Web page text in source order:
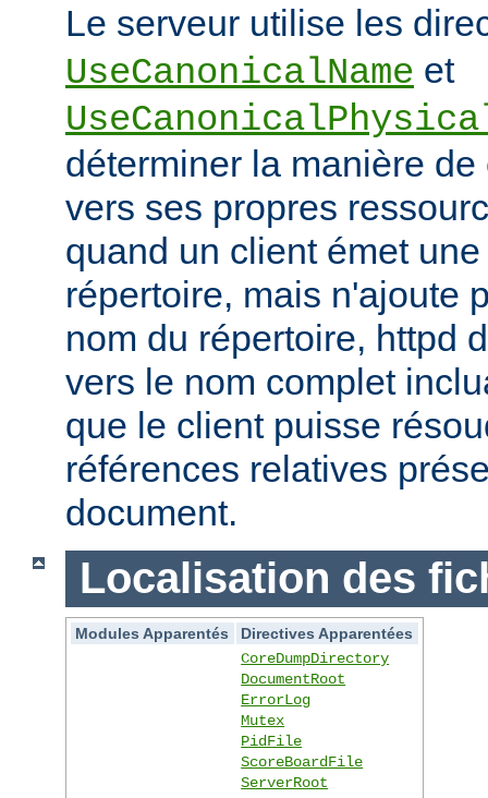
Le serveur utilise les
UseCanonicalName et
déterminer la manière
vers ses propres
quand un client émet
répertoire, mais n'ajoute
nom du répertoire, httpd
vers le nom complet
que le client puisse
références relatives
document.
Localisation des
Modules Apparentés
Directives Apparentées
CoreDumpDirectory
DocumentRoot
ErrorLog
Mutex
PidFile
ScoreBoardFile
ServerRoot